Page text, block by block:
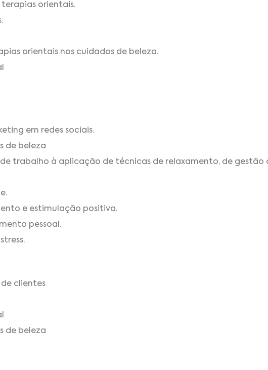
orientais.
orientais nos cuidados de beleza.
em redes sociais.
de beleza
trabalho à aplicação de técnicas de relaxamento, de gestão
e estimulação positiva.
pessoal.
clientes
de beleza